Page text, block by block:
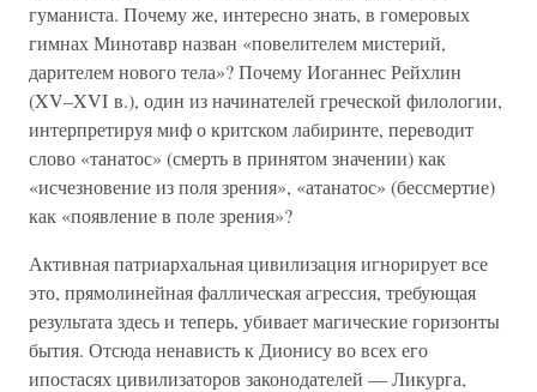
гуманиста. Почему же, интересно знать, в гомеровых
гимнах Минотавр назван «повелителем мистерий,
дарителем нового тела»? Почему Иоганнес Рейхлин
(XV–XVI в.), один из начинателей греческой филологии,
интерпретируя миф о критском лабиринте, переводит
слово «танатос» (смерть в принятом значении) как
«исчезновение из поля зрения», «атанатос» (бессмертие)
как «появление в поле зрения»?
Активная патриархальная цивилизация игнорирует все
это, прямолинейная фаллическая агрессия, требующая
результата здесь и теперь, убивает магические горизонты
бытия. Отсюда ненависть к Дионису во всех его
ипостасях цивилизаторов законодателей — Ликурга,